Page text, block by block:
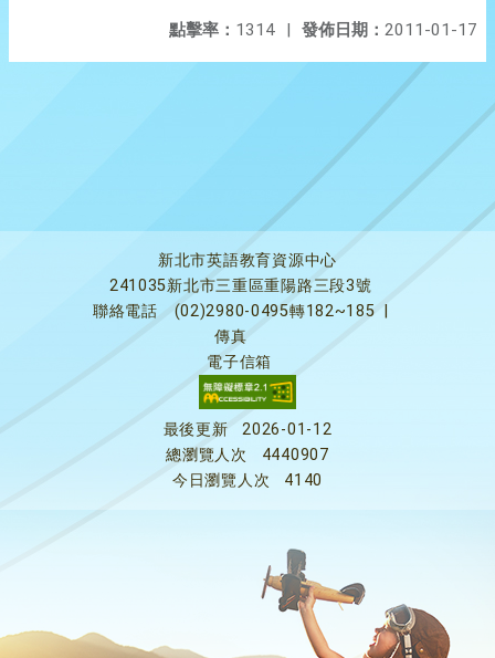
發佈日期： 2011-01-17
點擊率： 1314 |
新北市英語教育資源中心
241035新北市三重區重陽路三段3號
聯絡電話
(02)2980-0495轉182~185
傳真
電子信箱
最後更新
2026-01-12
總瀏覽人次
4440907
今日瀏覽人次
4140